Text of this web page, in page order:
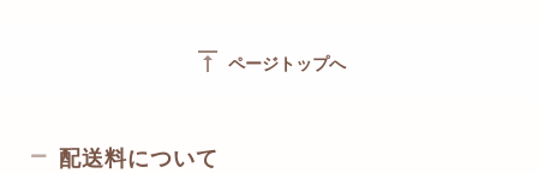
vertical_align_top ページトップへ
配送料について